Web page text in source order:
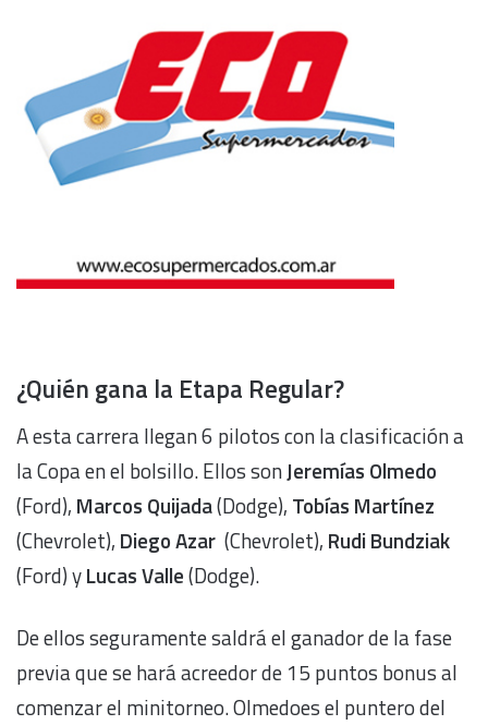
¿Quién gana la Etapa Regular?
A esta carrera llegan 6 pilotos con la clasificación a
la Copa en el bolsillo. Ellos sonJeremías Olmedo
(Ford), Marcos Quijada(Dodge), Tobías Martínez
(Chevrolet), Diego Azar (Chevrolet), Rudi Bundziak
(Ford) yLucas Valle(Dodge).
De ellos seguramente saldrá el ganador de la fase
previa que se hará acreedor de 15 puntos bonus al
comenzar el minitorneo. Olmedoes el puntero del